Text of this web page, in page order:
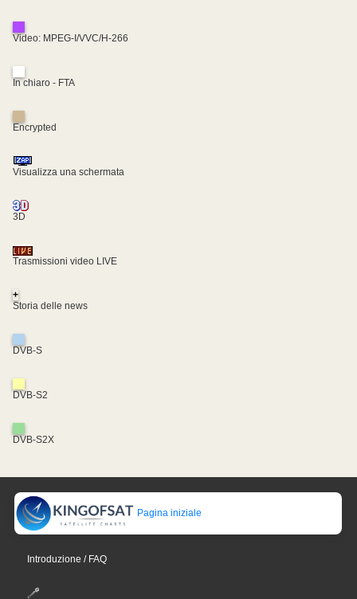
Video: MPEG-I/VVC/H-266
In chiaro - FTA
Encrypted
Visualizza una schermata
3D
Trasmissioni video LIVE
+
Storia delle news
DVB-S
DVB-S2
DVB-S2X
Pagina iniziale
Introduzione / FAQ